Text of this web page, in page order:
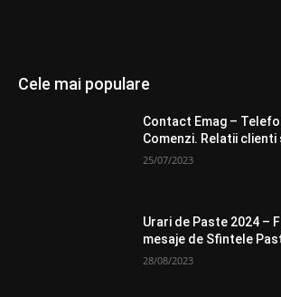
Cele mai populare
Contact Emag –
Comenzi. Relatii clienti
25/07/2023
Urari de Paste 2024 –
mesaje de Sfintele
28/08/2023